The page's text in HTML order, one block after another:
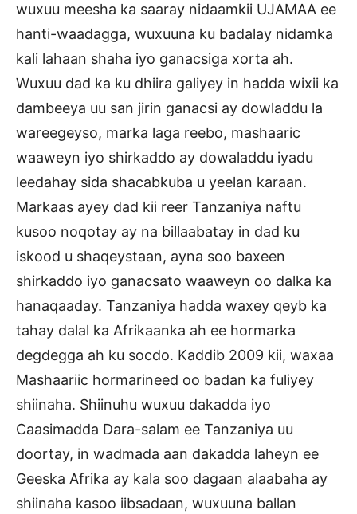
wuxuu meesha ka saaray nidaamkii UJAMAA ee
hanti-waadagga, wuxuuna ku badalay nidamka
kali lahaan shaha iyo ganacsiga xorta ah.
Wuxuu dad ka ku dhiira galiyey in hadda wixii ka
dambeeya uu san jirin ganacsi ay dowladdu la
wareegeyso, marka laga reebo, mashaaric
waaweyn iyo shirkaddo ay dowaladdu iyadu
leedahay sida shacabkuba u yeelan karaan.
Markaas ayey dad kii reer Tanzaniya naftu
kusoo noqotay ay na billaabatay in dad ku
iskood u shaqeystaan, ayna soo baxeen
shirkaddo iyo ganacsato waaweyn oo dalka ka
hanaqaaday. Tanzaniya hadda waxey qeyb ka
tahay dalal ka Afrikaanka ah ee hormarka
degdegga ah ku socdo. Kaddib 2009 kii, waxaa
Mashaariic hormarineed oo badan ka fuliyey
shiinaha. Shiinuhu wuxuu dakadda iyo
Caasimadda Dara-salam ee Tanzaniya uu
doortay, in wadmada aan dakadda laheyn ee
Geeska Afrika ay kala soo dagaan alaabaha ay
shiinaha kasoo iibsadaan, wuxuuna ballan